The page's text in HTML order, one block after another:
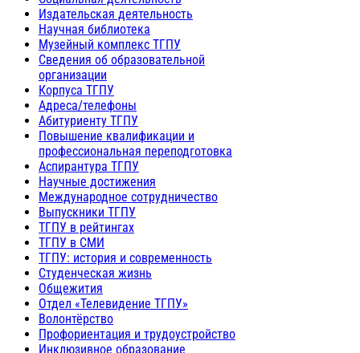
Издательская деятельность
Научная библиотека
Музейный комплекс ТГПУ
Сведения об образовательной
организации
Корпуса ТГПУ
Адреса/телефоны
Абитуриенту ТГПУ
Повышение квалификации и
профессиональная переподготовка
Аспирантура ТГПУ
Научные достижения
Международное сотрудничество
Выпускники ТГПУ
ТГПУ в рейтингах
ТГПУ в СМИ
ТГПУ: история и современность
Студенческая жизнь
Общежития
Отдел «Телевидение ТГПУ»
Волонтёрство
Профориентация и трудоустройство
Инклюзивное образование